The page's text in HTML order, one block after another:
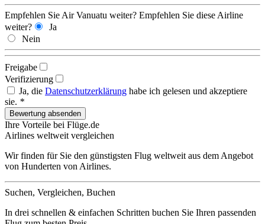
Empfehlen Sie Air Vanuatu weiter? Empfehlen Sie diese Airline
weiter?
Ja
Nein
Freigabe
Verifizierung
Ja, die Datenschutzerklärung habe ich gelesen und akzeptiere
sie. *
Ihre Vorteile bei Flüge.de
Airlines weltweit vergleichen
Wir finden für Sie den günstigsten Flug weltweit aus dem Angebot
von Hunderten von Airlines.
Suchen, Vergleichen, Buchen
In drei schnellen & einfachen Schritten buchen Sie Ihren passenden